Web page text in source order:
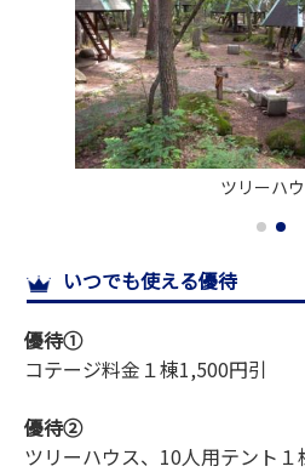
マイページ
サイトマップ
ツリーハ
いつでも使える優待
優待①
コテージ料金 １棟1,500円引
優待②
ツリーハウス、10人用テント